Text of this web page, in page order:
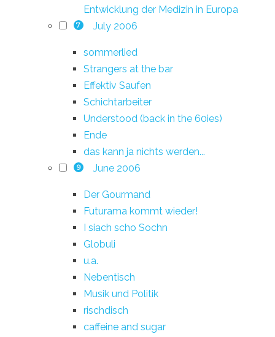
Entwicklung der Medizin in Europa
7 July 2006
sommerlied
Strangers at the bar
Effektiv Saufen
Schichtarbeiter
Understood (back in the 60ies)
Ende
das kann ja nichts werden...
9 June 2006
Der Gourmand
Futurama kommt wieder!
I siach scho Sochn
Globuli
u.a.
Nebentisch
Musik und Politik
rischdisch
caffeine and sugar